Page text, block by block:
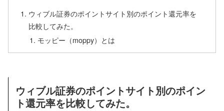
ウィブル証券のポイントサイト別のポイント還元率を
比較してみた。
モッピー（moppy）とは
ウィブル証券のポイントサイト別のポイン
ト還元率を比較してみた。